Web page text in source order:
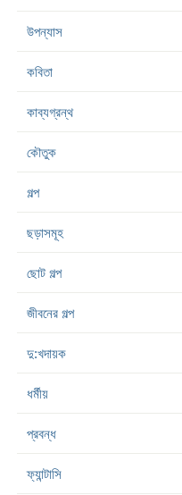
উপন্যাস
কবিতা
কাব্যগ্রন্থ
কৌতুক
গল্প
ছড়াসমূহ
ছোট গল্প
জীবনের গল্প
দু:খদায়ক
ধর্মীয়
প্রবন্ধ
ফ্যান্টাসি